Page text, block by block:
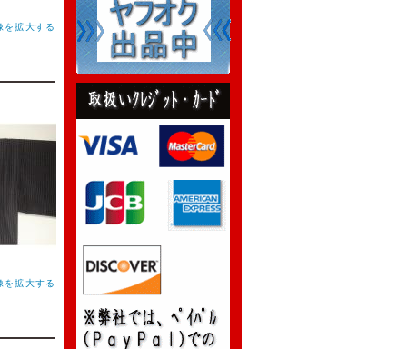
を拡大する
を拡大する